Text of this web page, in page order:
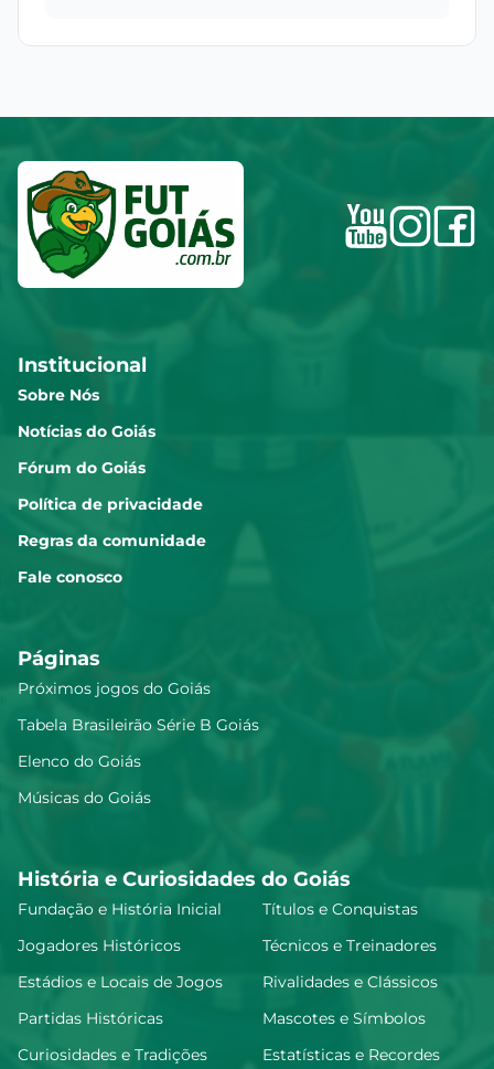
Institucional
Sobre Nós
Notícias do Goiás
Fórum do Goiás
Política de privacidade
Regras da comunidade
Fale conosco
Páginas
Próximos jogos do Goiás
Tabela Brasileirão Série B Goiás
Elenco do Goiás
Músicas do Goiás
História e Curiosidades do Goiás
Fundação e História Inicial
Títulos e Conquistas
Jogadores Históricos
Técnicos e Treinadores
Estádios e Locais de Jogos
Rivalidades e Clássicos
Partidas Históricas
Mascotes e Símbolos
Curiosidades e Tradições
Estatísticas e Recordes